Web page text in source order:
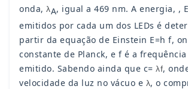
onda, λA, igual a 469 nm. A energia, ,
emitidos por cada um dos LEDs é
partir da equação de Einstein E=h f,
constante de Planck, e f é a
emitido. Sabendo ainda que c= λf,
velocidade da luz no vácuo e λ, o